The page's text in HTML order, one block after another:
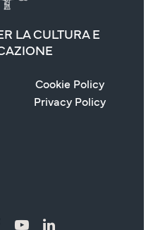
LA CULTURA E
Cookie Policy
Privacy Policy